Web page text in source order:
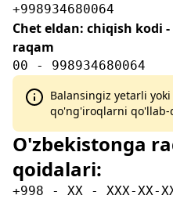
+998934680064
Chet eldan: chiqish kodi
raqam
00 - 998934680064
Balansingiz yetarli
qo'ng'iroqlarni
O'zbekistonga
qoidalari:
+998 - XX - XXX-XX-